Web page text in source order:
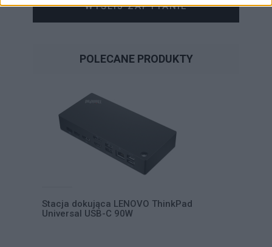
WYŚLIJ ZAPYTANIE
POLECANE PRODUKTY
Stacja dokująca LENOVO ThinkPad
Universal USB-C 90W